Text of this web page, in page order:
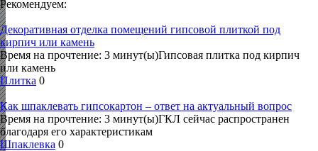
Рекомендуем:
Декоративная отделка помещений гипсовой плиткой под
кирпич или камень
Время на прочтение: 3 минут(ы)Гипсовая плитка под кирпич
или камень
Плитка 0
Как шпаклевать гипсокартон – ответ на актуальный вопрос
Время на прочтение: 3 минут(ы)ГКЛ сейчас распространен
благодаря его характеристикам
Шпаклевка 0